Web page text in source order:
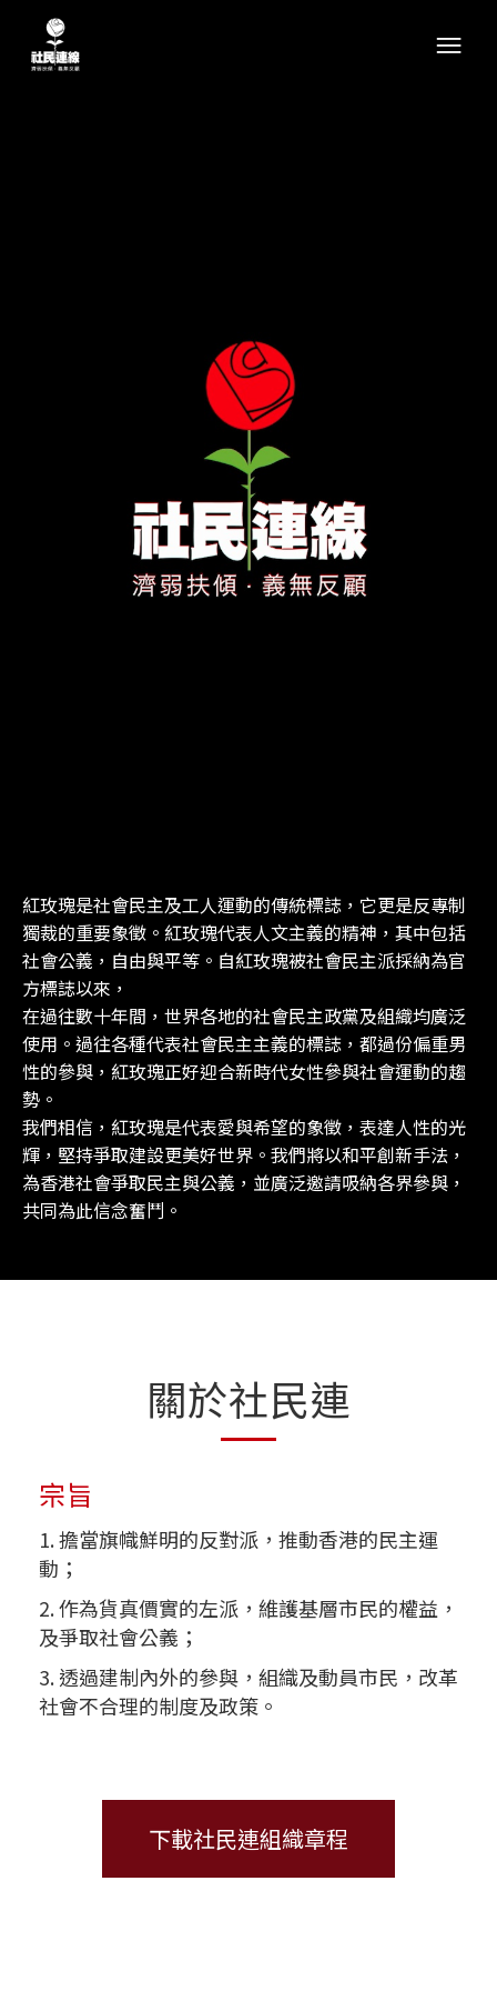
紅玫瑰是社會民主及工人運動的傳統標誌，它更是反專制
獨裁的重要象徵。紅玫瑰代表人文主義的精神，其中包括
社會公義，自由與平等。自紅玫瑰被社會民主派採納為官
方標誌以來，
在過往數十年間，世界各地的社會民主政黨及組織均廣泛
使用。過往各種代表社會民主主義的標誌，都過份偏重男
性的參與，紅玫瑰正好迎合新時代女性參與社會運動的趨
勢。
我們相信，紅玫瑰是代表愛與希望的象徵，表達人性的光
輝，堅持爭取建設更美好世界。我們將以和平創新手法，
為香港社會爭取民主與公義，並廣泛邀請吸納各界參與，
共同為此信念奮鬥。
關於社民連
宗旨
1. 擔當旗幟鮮明的反對派，推動香港的民主運
動；
2. 作為貨真價實的左派，維護基層市民的權益，
及爭取社會公義；
3. 透過建制內外的參與，組織及動員市民，改革
社會不合理的制度及政策。
下載社民連組織章程